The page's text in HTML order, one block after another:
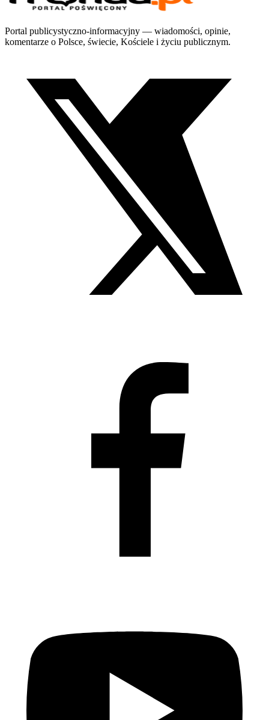
Portal publicystyczno-informacyjny — wiadomości, opinie,
komentarze o Polsce, świecie, Kościele i życiu publicznym.